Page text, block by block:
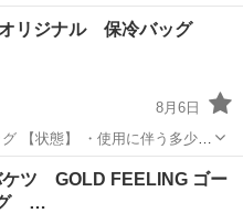
は現地でご確認ください ・お
す ※中古品のため、状態につ
リジナル 保冷バッグ
8月6日
の
ざいます ・詳細は現地でご確
のでご了承願います ※中古...
ケツ GOLD FEELING ゴー
グ …